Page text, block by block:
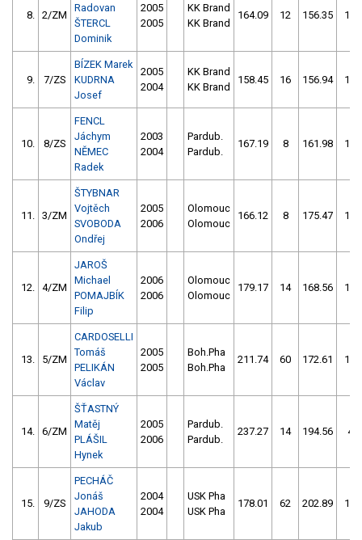
8. 2/ZM
Radovan
ŠTERCL
Dominik
2005
2005
KK Brand
KK Brand
164.09 12 156.35 10
9. 7/ZS
BÍZEK Marek
KUDRNA
Josef
2005
2004
KK Brand
KK Brand
158.45 16 156.94 12
10. 8/ZS
FENCL
Jáchym
NĚMEC
Radek
2003
2004
Pardub.
Pardub.
167.19 8 161.98 12
11. 3/ZM
ŠTYBNAR
Vojtěch
SVOBODA
Ondřej
2005
2006
Olomouc
Olomouc
166.12 8 175.47 14
12. 4/ZM
JAROŠ
Michael
POMAJBÍK
Filip
2006
2006
Olomouc
Olomouc
179.17 14 168.56 10
13. 5/ZM
CARDOSELLI
Tomáš
PELIKÁN
Václav
2005
2005
Boh.Pha
Boh.Pha
211.74 60 172.61 14
14. 6/ZM
ŠŤASTNÝ
Matěj
PLÁŠIL
Hynek
2005
2006
Pardub.
Pardub.
237.27 14 194.56 4
15. 9/ZS
PECHÁČ
Jonáš
JAHODA
Jakub
2004
2004
USK Pha
USK Pha
178.01 62 202.89 14